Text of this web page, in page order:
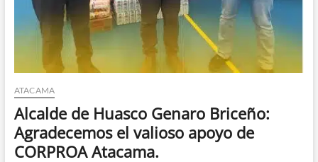
ATACAMA
Alcalde de Huasco Genaro Briceño:
Agradecemos el valioso apoyo de
CORPROA Atacama.